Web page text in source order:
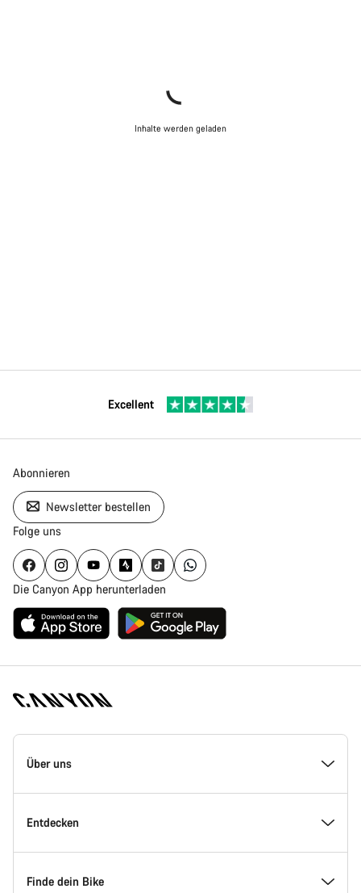
Inhalte werden geladen
Excellent
Abonnieren
Newsletter bestellen
Folge uns
Die Canyon App herunterladen
Canyon
Homepage
Über uns
Inside Canyon
Innovation bei Canyon
Entdecken
Events
Finde dein Bike